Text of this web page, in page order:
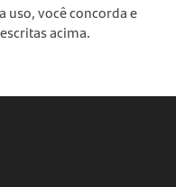
uso, você concorda e
acima.